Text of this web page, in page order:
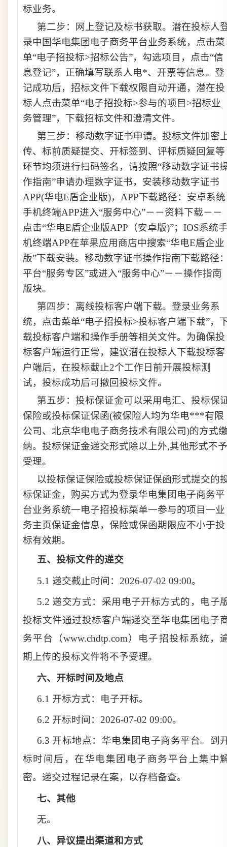
标业务。
第二步：
网上登记及标书获取。潜在投标人
录中国华电集团电子商务平台业务系统，点击菜
单“电子招投标>招标公告”，勾选项目，点击“信
息登记”，正确填写联系人电*、开票等信息。登
记成功后，招标文件下载权限自动开通，潜在投
标人点击菜单“电子招投标>参与的项目>招标业
务管理”，下载招标文件和澄清文件。
第三步：移动数字证书申请。投标文件加密
传、 标前质疑提交、开标签到、评标质疑回复等
环节均须进行扫码签名，请按照“移动数字证书
作指南”申请办理数字证书，安装移动数字证书
APP(华电E盾企业版)，APP下载路径：安卓系统
手机终端APP进入“服务中心”－－资料下载－－
点击“华电E盾企业版APP（安卓版)”；IOS系统
机终端APP在苹果应用商店中搜索“华电E盾企业
版”下载安装。移动数字证书操作指南下载路径
平台“服务专区”或进入“服务中心”－－操作指南
版块。
第四步：离线投标客户端下载。登录业务系
统，点击菜单“电子招投标>投标客户端下载”，
载投标客户端和操作手册等相关文件。为确保投
标客户端运行正常， 建议潜在投标人下载投标客
户端后，在投标截止2个工作日前开展投标测
试， 投标成功后可撤回投标文件。
第五步： 投标保证金可以采用电汇、投标保
保险或投标保证保函(被保险人均为华电***有限
公司、 北京华电电子商务技术有限公司)的方式
纳。投标保证金递交形式除以上外,其他形式不予
受理。
以投标保证保险或投标保证保函形式提交的
标保证金，购买方式为登录华电集团电子商务平
台业务系统一电子招投标菜单一参与的项目一业
务主页保证金信息，保险或保函期限应不小于投
标有效期。
五、 投标文件的递交
5.1 递交截止时间： 2026-07-02 09:00。
5.2 递交方式：采用电子开标方式的，电子
投标文件通过投标客户端递交至华电集团电子
务平台（www.chdtp.com）电子招投标系统，
期上传的投标文件将不予受理。
六、 开标时间及地点
6.1 开标方式： 电子开标。
6.2 开标时间 ： 2026-07-02 09:00。
6.3 开标地点 ： 华电集团电子商务平台。到
标时间后，在华电集团 电子商务平台上集中
密。递交过程记录在案，以存档备查。
七、 其他
无。
八、 异议提出渠道和方式